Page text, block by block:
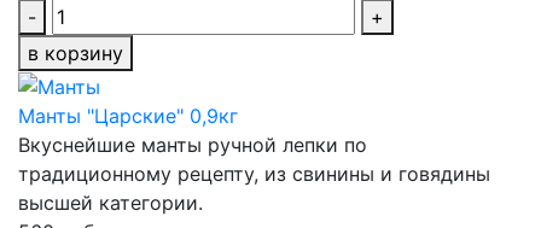
-
+
в корзину
Манты "Царские" 0,9кг
Вкуснейшие манты ручной лепки по
традиционному рецепту, из свинины и говядины
высшей категории.